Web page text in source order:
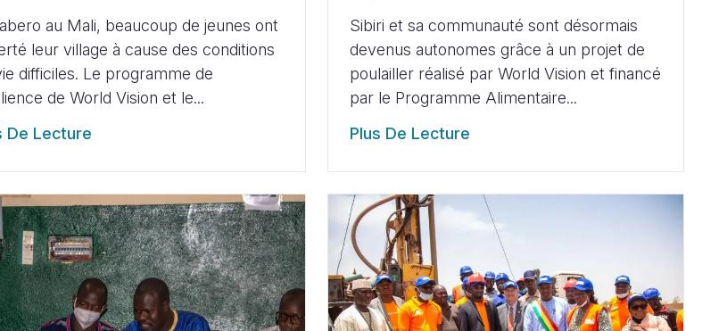
au Mali, beaucoup de jeunes ont
leur village à cause des conditions
difficiles. Le programme de
de World Vision et le...
De Lecture
Sibiri et sa communauté sont désormais
devenus autonomes grâce à un projet de
poulailler réalisé par World Vision et financé
par le Programme Alimentaire...
Plus De Lecture